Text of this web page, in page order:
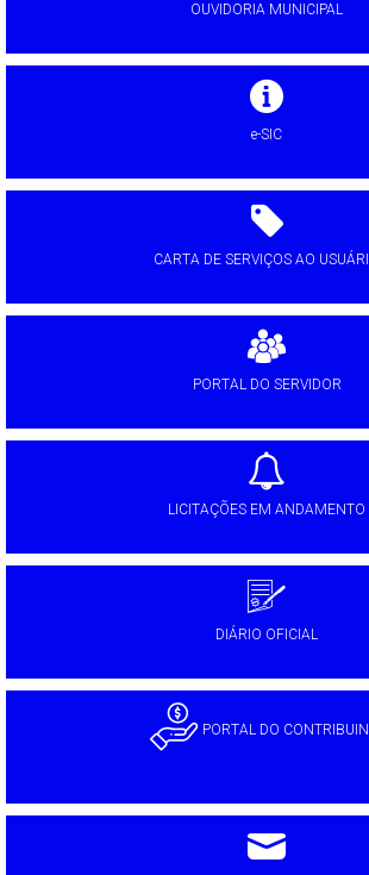
OUVIDORIA MUNICIPAL
e-SIC
CARTA DE SERVIÇOS AO
PORTAL DO SERVIDOR
LICITAÇÕES EM ANDAMENTO
DIÁRIO OFICIAL
PORTAL DO